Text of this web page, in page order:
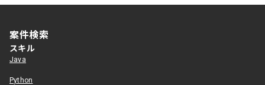
案件検索
スキル
Java
Python